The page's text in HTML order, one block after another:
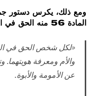
ومع ذلك، يكرس دستور
المادة 56 منه الحق في الهوية على النحو التالي:
«لكل شخص الحق في
والأم ومعرفة
عن الأمومة والأبوة.